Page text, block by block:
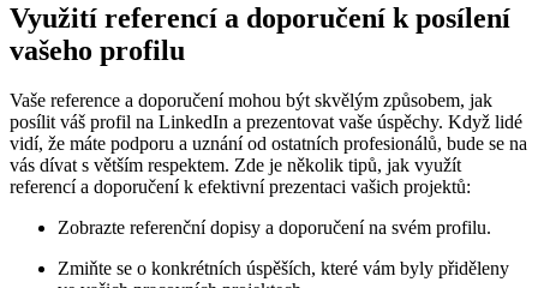
Využití referencí a doporučení k ‌posílení
vašeho profilu
Vaše reference a ​doporučení mohou být skvělým způsobem, jak
posílit váš profil na LinkedIn a prezentovat ⁤vaše úspěchy. Když lidé
vidí, ‌že máte podporu a uznání od ostatních profesionálů, bude ​se na
vás dívat s větším respektem.⁢ Zde je několik⁢ tipů, jak využít
referencí a doporučení k efektivní prezentaci vašich projektů:
Zobrazte ‍referenční dopisy a doporučení na svém profilu.
Zmiňte⁢ se o konkrétních úspěších, které vám byly přiděleny